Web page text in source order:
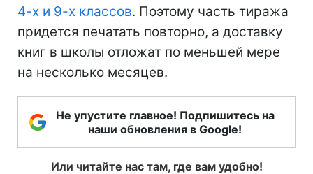
4-х и 9-х классов. Поэтому часть тиража
придется печатать повторно, а доставку
книг в школы отложат по меньшей мере
на несколько месяцев.
Не упустите главное! Подпишитесь на
наши обновления в Google!
Или читайте нас там, где вам удобно!